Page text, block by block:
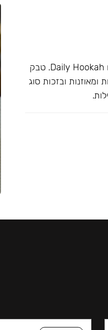
טבק מבית החברה Darkside. המותג פעם היה מוכר בשם Daily Hookah. טבק
ומאוזנות ובזכות סוג